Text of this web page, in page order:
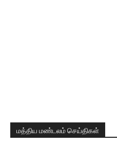
மத்திய மண்டலம் செய்திகள்